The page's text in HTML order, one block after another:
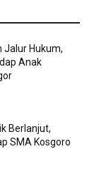
Jalur Hukum,
Anak
Berlanjut,
SMA Kosgoro